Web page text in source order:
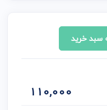
سبد خرید
110,000